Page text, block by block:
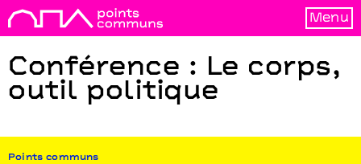
Menu
Conférence : Le corps,
outil politique
Points communs